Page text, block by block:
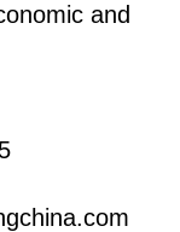
and